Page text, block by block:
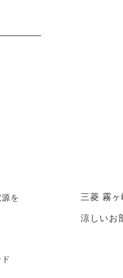
三菱 霧
涼しいお
を